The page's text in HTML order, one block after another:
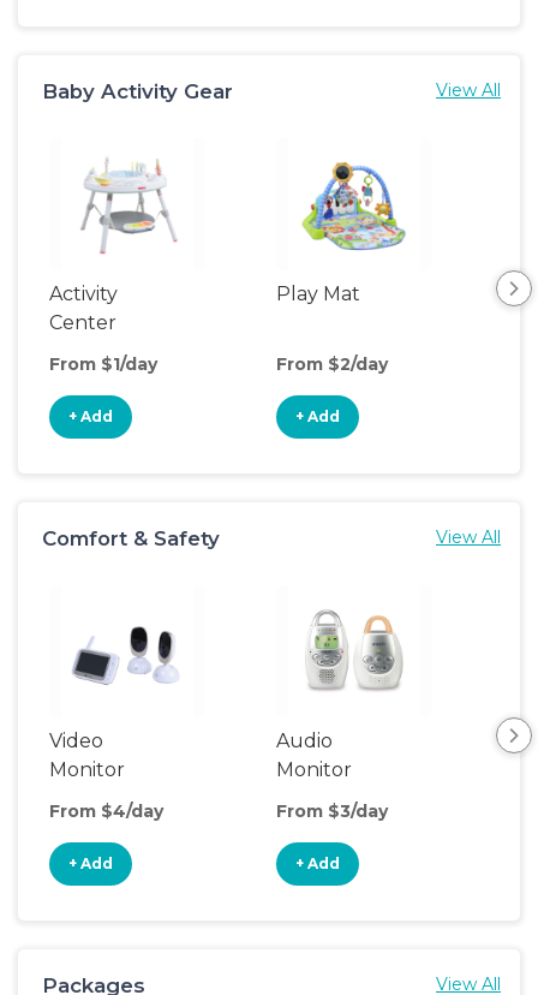
Baby Activity Gear View All
Activity
Center
From $1/day
+ Add
Play Mat
From $2/day
+ Add
Comfort & Safety View All
Video
Monitor
From $4/day
+ Add
Audio
Monitor
From $3/day
+ Add
Packages View All